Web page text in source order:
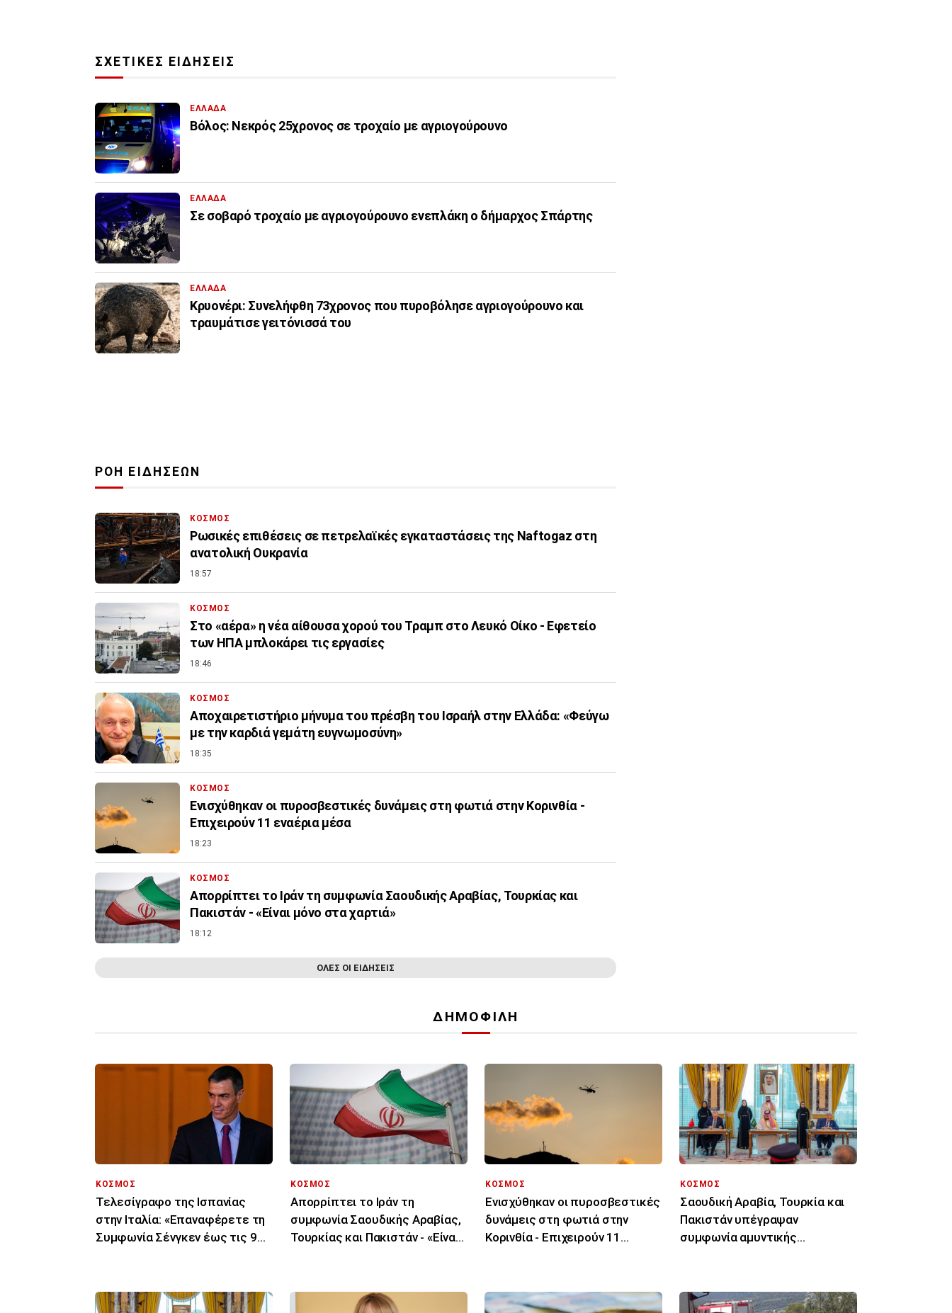
ΣΧΕΤΙΚΕΣ ΕΙΔΗΣΕΙΣ
ΕΛΛΑΔΑ
Βόλος: Νεκρός 25χρονος σε τροχαίο με αγριογούρουνο
ΕΛΛΑΔΑ
Σε σοβαρό τροχαίο με αγριογούρουνο ενεπλάκη ο δήμαρχος Σπάρτης
ΕΛΛΑΔΑ
Κρυονέρι: Συνελήφθη 73χρονος που πυροβόλησε αγριογούρουνο και
τραυμάτισε γειτόνισσά του
ΡΟΗ ΕΙΔΗΣΕΩΝ
ΚΟΣΜΟΣ
Ρωσικές επιθέσεις σε πετρελαϊκές εγκαταστάσεις της Naftogaz στη
ανατολική Ουκρανία
18:57
ΚΟΣΜΟΣ
Στο «αέρα» η νέα αίθουσα χορού του Τραμπ στο Λευκό Οίκο - Εφετείο
των ΗΠΑ μπλοκάρει τις εργασίες
18:46
ΚΟΣΜΟΣ
Αποχαιρετιστήριο μήνυμα του πρέσβη του Ισραήλ στην Ελλάδα: «Φεύγω
με την καρδιά γεμάτη ευγνωμοσύνη»
18:35
ΚΟΣΜΟΣ
Ενισχύθηκαν οι πυροσβεστικές δυνάμεις στη φωτιά στην Κορινθία -
Επιχειρούν 11 εναέρια μέσα
18:23
ΚΟΣΜΟΣ
Απορρίπτει το Ιράν τη συμφωνία Σαουδικής Αραβίας, Τουρκίας και
Πακιστάν - «Είναι μόνο στα χαρτιά»
18:12
ΟΛΕΣ ΟΙ ΕΙΔΗΣΕΙΣ
ΔΗΜΟΦΙΛΗ
ΚΟΣΜΟΣ
Τελεσίγραφο της Ισπανίας
στην Ιταλία: «Επαναφέρετε τη
Συμφωνία Σένγκεν έως τις 9
ΚΟΣΜΟΣ
Απορρίπτει το Ιράν τη
συμφωνία Σαουδικής Αραβίας,
Τουρκίας και Πακιστάν - «Είναι
ΚΟΣΜΟΣ
Ενισχύθηκαν οι πυροσβεστικές
δυνάμεις στη φωτιά στην
Κορινθία - Επιχειρούν 11
ΚΟΣΜΟΣ
Σαουδική Αραβία, Τουρκία και
Πακιστάν υπέγραψαν
συμφωνία αμυντικής